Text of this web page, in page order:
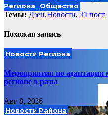
Региона
Общество
Темы: Дзен.Новости, ТГпост
Похожая запись
Новости Региона
Мероприятия по адаптации
регионе в разы
Авг 8, 2026
Новости Района